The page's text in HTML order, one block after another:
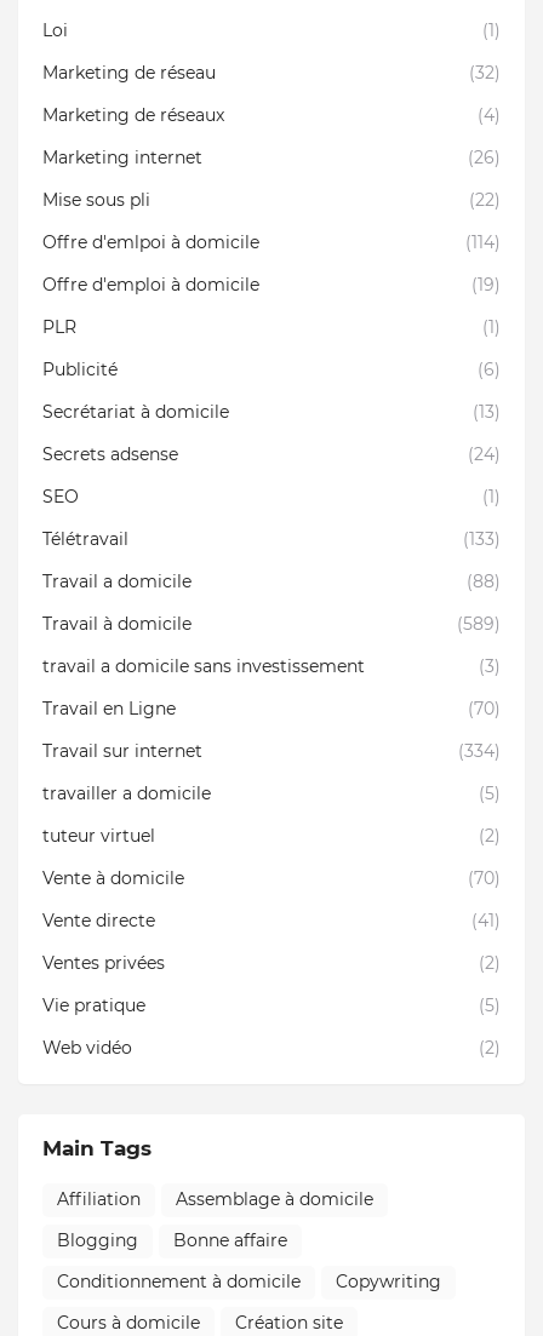
Loi
(1)
Marketing de réseau
(32)
Marketing de réseaux
(4)
Marketing internet
(26)
Mise sous pli
(22)
Offre d'emlpoi à domicile
(114)
Offre d'emploi à domicile
(19)
PLR
(1)
Publicité
(6)
Secrétariat à domicile
(13)
Secrets adsense
(24)
SEO
(1)
Télétravail
(133)
Travail a domicile
(88)
Travail à domicile
(589)
travail a domicile sans investissement
(3)
Travail en Ligne
(70)
Travail sur internet
(334)
travailler a domicile
(5)
tuteur virtuel
(2)
Vente à domicile
(70)
Vente directe
(41)
Ventes privées
(2)
Vie pratique
(5)
Web vidéo
(2)
Main Tags
Affiliation
Assemblage à domicile
Blogging
Bonne affaire
Conditionnement à domicile
Copywriting
Cours à domicile
Création site